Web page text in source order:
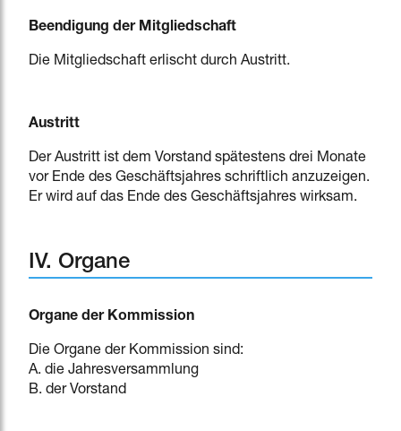
Beendigung der Mitgliedschaft
Die Mitgliedschaft erlischt durch Austritt.
Austritt
Der Austritt ist dem Vorstand spätestens drei Monate
vor Ende des Geschäftsjahres schriftlich anzuzeigen.
Er wird auf das Ende des Geschäftsjahres wirksam.
IV. Organe
Organe der Kommission
Die Organe der Kommission sind:
A. die Jahresversammlung
B. der Vorstand